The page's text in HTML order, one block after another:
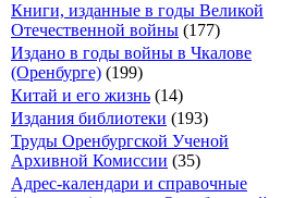
Книги, изданные в годы Великой
Отечественной войны (177)
Издано в годы войны в Чкалове
(Оренбурге) (199)
Китай и его жизнь (14)
Издания библиотеки (193)
Труды Оренбургской Ученой
Архивной Комиссии (35)
Адрес-календари и справочные